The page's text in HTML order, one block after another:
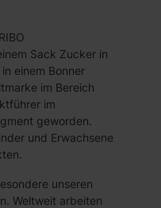
Sack Zucker in
einem Bonner
im Bereich
im
geworden.
und Erwachsene
unseren
Weltweit arbeiten